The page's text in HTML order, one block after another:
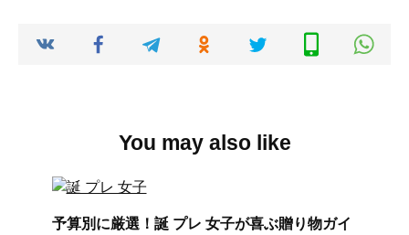
You may also like
予算別に厳選！誕 プレ 女子が喜ぶ贈り物ガイ